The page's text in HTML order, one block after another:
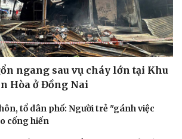
ngang sau vụ cháy lớn tại Khu
Hòa ở Đồng Nai
tổ dân phố: Người trẻ "gánh việc
cống hiến